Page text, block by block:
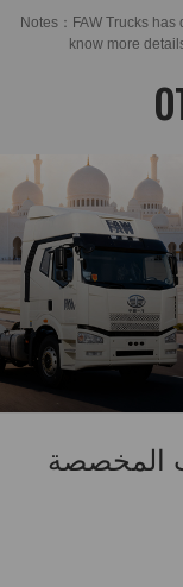
*Notes：FAW Trucks
know more
المخصصة